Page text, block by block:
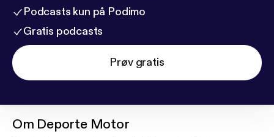
Podcasts kun på Podimo
Gratis podcasts
Prøv gratis
Om Deporte Motor